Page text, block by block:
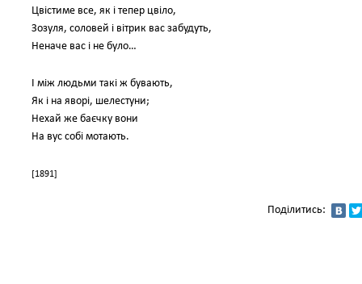
Цвістиме все, як і тепер цвіло,
Зозуля, соловей і вітрик вас забудуть,
Неначе вас і не було…
І між людьми такі ж бувають,
Як і на яворі, шелестуни;
Нехай же баєчку вони
На вус собі мотають.
[1891]
Поділитись: